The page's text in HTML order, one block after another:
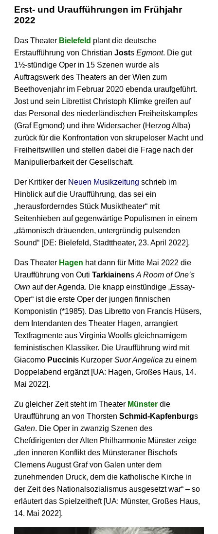
Erst- und Uraufführungen im Frühjahr
2022
Das Theater Bielefeld plant die deutsche
Erstaufführung von Christian Josts Egmont. Die gut
1½-stündige Oper in 15 Szenen wurde als
Auftragswerk des Theaters an der Wien zum
Beethovenjahr im Februar 2020 ebenda uraufgeführt.
Jost und sein Librettist Christoph Klimke greifen auf
das Personal des niederländischen Freiheitskampfes
(Graf Egmond) und ihre Widersacher (Herzog Alba)
zurück für die Konfrontation von skrupeloser Macht und
Freiheitswillen und stellen dabei die Frage nach der
Manipulierbarkeit der Gesellschaft.
Der Kritiker der Neuen Musikzeitung schrieb im
Hinblick auf die Uraufführung, das sei ein
„herausforderndes Stück Musiktheater“ mit
Seitenhieben auf gegenwärtige Populismen in einem
„dämonisch dräuenden, untergründig pulsenden
Sound“ [DE: Bielefeld, Stadttheater, 23. April 2022].
Das Theater Hagen hat dann für Mitte Mai 2022 die
Uraufführung von Outi Tarkiainens A Room of One’s
Ownauf der Agenda. Die knapp einstündige „Essay-
Oper“ ist die erste Oper der jungen finnischen
Komponistin (*1985). Das Libretto von Francis Hüsers,
dem Intendanten des Theater Hagen, arrangiert
Textfragmente aus Virginia Woolfs gleichnamigem
feministischen Klassiker. Die Uraufführung wird mit
Giacomo Puccinis Kurzoper Suor Angelica zu einem
Doppelabend ergänzt [UA: Hagen, Großes Haus, 14.
Mai 2022].
Zu gleicher Zeit steht im Theater Münsterdie
Uraufführung an von Thorsten Schmid-Kapfenburgs
Galen. Die Oper in zwanzig Szenen des
Chefdirigenten der Alten Philharmonie Münster zeige
„den inneren Konflikt des Münsteraner Bischofs
Clemens August Graf von Galen unter dem
zunehmenden Druck, dem die katholische Kirche in
der Zeit des Nationalsozialismus ausgesetzt war“ – so
erläutert das Spielzeitheft [UA: Münster, Großes Haus,
14. Mai 2022].